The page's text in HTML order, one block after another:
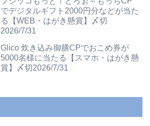
でデジタルギフト2000円分などが当た
る【WEB・はがき懸賞】〆切
2026/7/31
Glico 炊き込み御膳CPでおこめ券が
5000名様に当たる【スマホ・はがき懸
賞】〆切2026/7/31